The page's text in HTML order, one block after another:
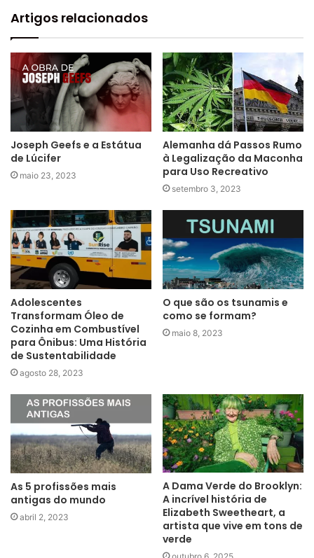
Artigos relacionados
Joseph Geefs e a Estátua
de Lúcifer
maio 23, 2023
Alemanha dá Passos Rumo
à Legalização da Maconha
para Uso Recreativo
setembro 3, 2023
Adolescentes
Transformam Óleo de
Cozinha em Combustível
para Ônibus: Uma História
de Sustentabilidade
agosto 28, 2023
O que são os tsunamis e
como se formam?
maio 8, 2023
As 5 profissões mais
antigas do mundo
abril 2, 2023
A Dama Verde do Brooklyn:
A incrível história de
Elizabeth Sweetheart, a
artista que vive em tons de
verde